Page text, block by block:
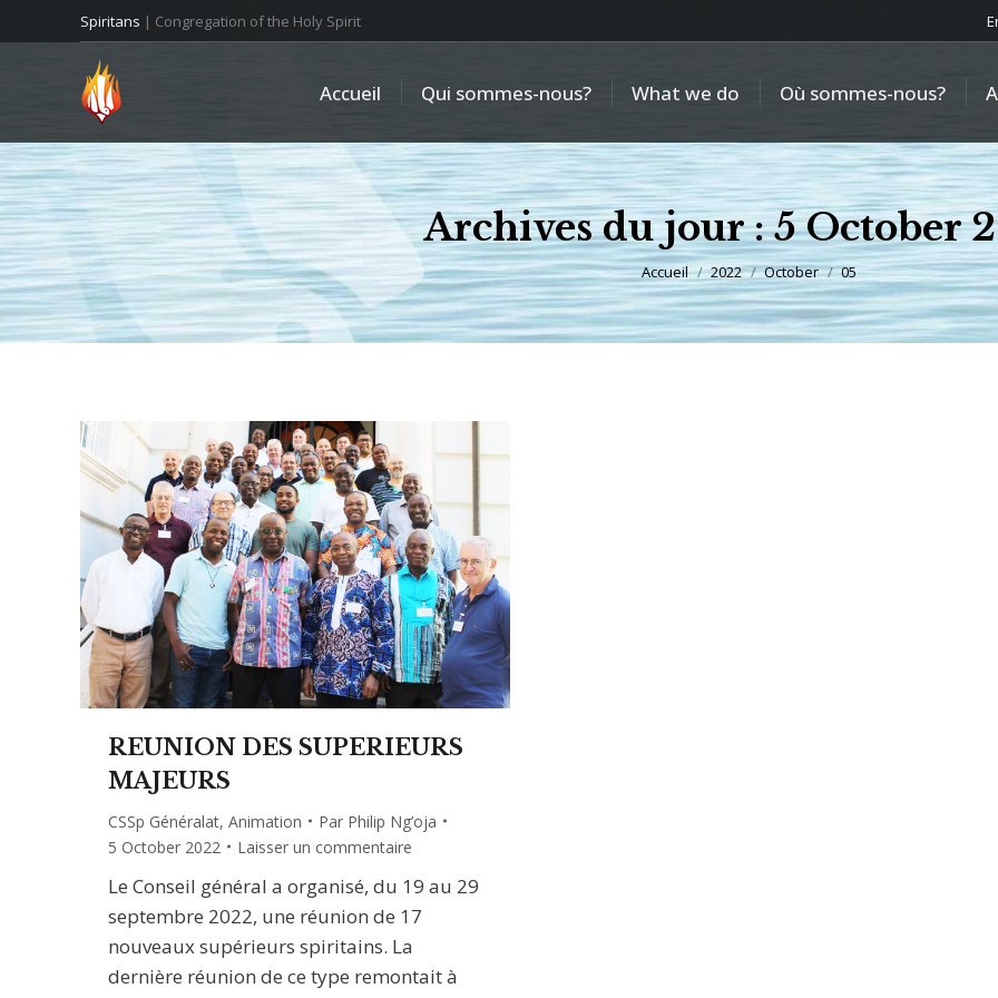
Spiritans | Congregation of the Holy Spirit
Accueil Qui sommes-nous? What we do Où sommes-nous?
Archives du jour :5 October
Vous êtes ici :
Accueil 2022 October 05
REUNION DES SUPERIEURS
MAJEURS
CSSp Généralat, Animation Par Philip Ng’oja
5 October 2022
Laisser un commentaire
Le Conseil général a organisé, du 19 au 29
septembre 2022, une réunion de 17
nouveaux supérieurs spiritains. La
dernière réunion de ce type remontait à